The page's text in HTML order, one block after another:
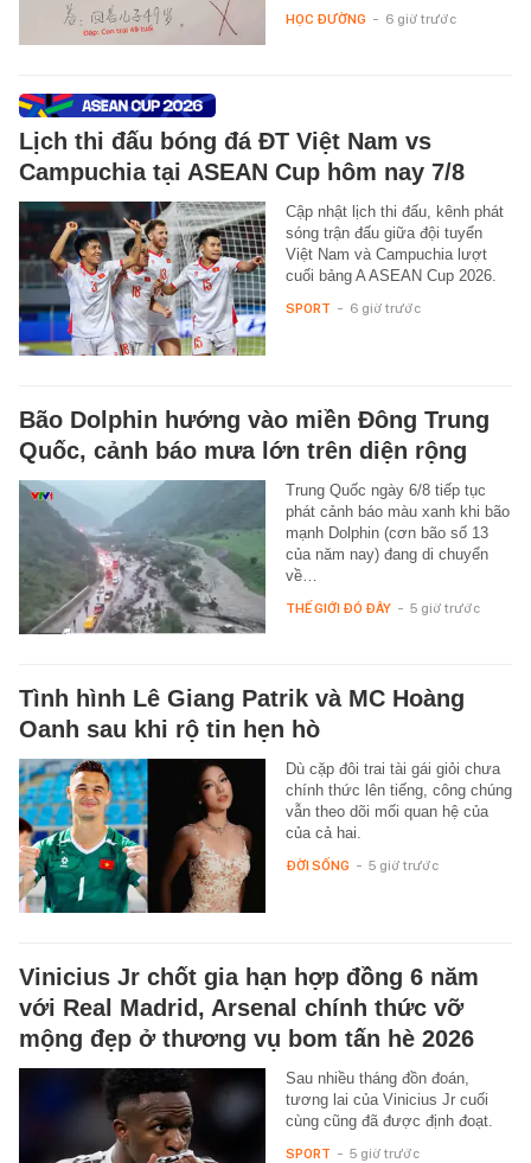
HỌC ĐƯỜNG - 6 giờ trước
Lịch thi đấu bóng đá ĐT Việt Nam vs
Campuchia tại ASEAN Cup hôm nay 7/8
Cập nhật lịch thi đấu, kênh phát
sóng trận đấu giữa đội tuyển
Việt Nam và Campuchia lượt
cuối bảng A ASEAN Cup 2026.
SPORT - 6 giờ trước
Bão Dolphin hướng vào miền Đông Trung
Quốc, cảnh báo mưa lớn trên diện rộng
Trung Quốc ngày 6/8 tiếp tục
phát cảnh báo màu xanh khi bão
mạnh Dolphin (cơn bão số 13
của năm nay) đang di chuyển
về…
THẾ GIỚI ĐÓ ĐÂY - 5 giờ trước
Tình hình Lê Giang Patrik và MC Hoàng
Oanh sau khi rộ tin hẹn hò
Dù cặp đôi trai tài gái giỏi chưa
chính thức lên tiếng, công chúng
vẫn theo dõi mối quan hệ của
của cả hai.
ĐỜI SỐNG - 5 giờ trước
Vinicius Jr chốt gia hạn hợp đồng 6 năm
với Real Madrid, Arsenal chính thức vỡ
mộng đẹp ở thương vụ bom tấn hè 2026
Sau nhiều tháng đồn đoán,
tương lai của Vinicius Jr cuối
cùng cũng đã được định đoạt.
SPORT - 5 giờ trước